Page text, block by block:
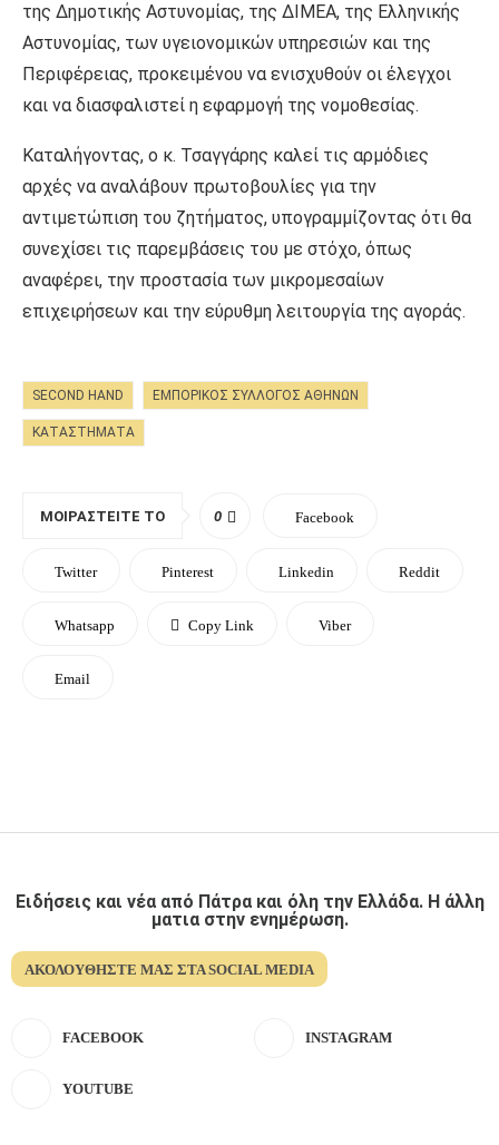
της Δημοτικής Αστυνομίας, της ΔΙΜΕΑ, της Ελληνικής
Αστυνομίας, των υγειονομικών υπηρεσιών και της
Περιφέρειας, προκειμένου να ενισχυθούν οι έλεγχοι
και να διασφαλιστεί η εφαρμογή της νομοθεσίας.
Καταλήγοντας, ο κ. Τσαγγάρης καλεί τις αρμόδιες
αρχές να αναλάβουν πρωτοβουλίες για την
αντιμετώπιση του ζητήματος, υπογραμμίζοντας ότι θα
συνεχίσει τις παρεμβάσεις του με στόχο, όπως
αναφέρει, την προστασία των μικρομεσαίων
επιχειρήσεων και την εύρυθμη λειτουργία της αγοράς.
SECOND HAND ΕΜΠΟΡΙΚΌΣ ΣΎΛΛΟΓΟΣ ΑΘΗΝΏΝ
ΚΑΤΑΣΤΗΜΑΤΑ
ΜΟΙΡΑΣΤΕΊΤΕ ΤΟ 0 Facebook
Twitter Pinterest Linkedin Reddit
Whatsapp Copy Link Viber
Email
Ειδήσεις και νέα από Πάτρα και όλη την Ελλάδα. Η άλλη
ματια στην ενημέρωση.
ΑΚΟΛΟΥΘΉΣΤΕ ΜΑΣ ΣΤΑ SOCIAL MEDIA
FACEBOOK INSTAGRAM
YOUTUBE